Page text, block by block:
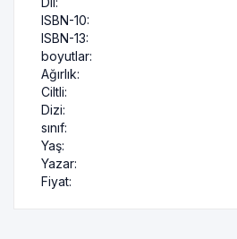
ISBN-10:
ISBN-13:
boyutlar:
Ağırlık:
Ciltli:
Dizi:
sınıf:
Yaş:
Yazar:
Fiyat: